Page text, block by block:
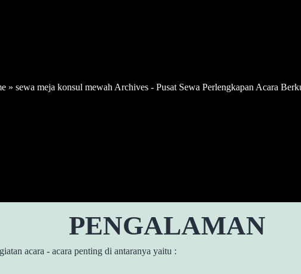
» sewa meja konsul mewah Archives - Pusat Sewa Perlengkapan Acara
PENGALAMAN
acara - acara penting di antaranya yaitu :